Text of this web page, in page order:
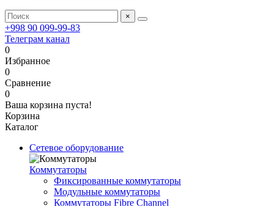
×
+998 90 099-99-83
Телеграм канал
0
Избранное
0
Сравнение
0
Ваша корзина пуста!
Корзина
Каталог
Сетевое оборудование
Коммутаторы
Фиксированные коммутаторы
Модульные коммутаторы
Коммутаторы Fibre Channel